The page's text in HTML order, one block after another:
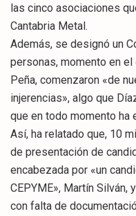
las cinco asociaciones
Cantabria Metal.
Además, se designó un
personas, momento en el
Peña, comenzaron «de
injerencias», algo que
que en todo momento ha
Así, ha relatado que, 10
de presentación de
encabezada por «un
CEPYME», Martín Silván,
con falta de